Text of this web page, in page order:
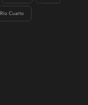
Río Cuarto